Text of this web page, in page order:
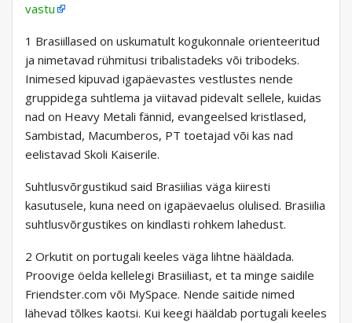
vastu
1 Brasiillased on uskumatult kogukonnale orienteeritud
ja nimetavad rühmitusi tribalistadeks või tribodeks.
Inimesed kipuvad igapäevastes vestlustes nende
gruppidega suhtlema ja viitavad pidevalt sellele, kuidas
nad on Heavy Metali fännid, evangeelsed kristlased,
Sambistad, Macumberos, PT toetajad või kas nad
eelistavad Skoli Kaiserile.
Suhtlusvõrgustikud said Brasiilias väga kiiresti
kasutusele, kuna need on igapäevaelus olulised. Brasiilia
suhtlusvõrgustikes on kindlasti rohkem lahedust.
2 Orkutit on portugali keeles väga lihtne hääldada.
Proovige öelda kellelegi Brasiiliast, et ta minge saidile
Friendster.com või MySpace. Nende saitide nimed
lähevad tõlkes kaotsi. Kui keegi hääldab portugali keeles